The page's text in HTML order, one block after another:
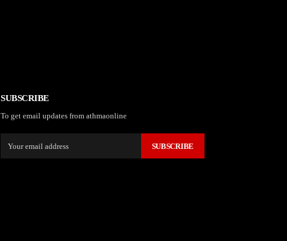
SUBSCRIBE
To get email updates from athmaonline
SUBSCRIBE